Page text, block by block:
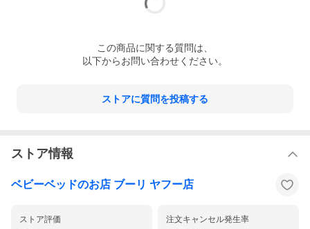
この商品に関する質問は、
以下からお問い合わせください。
ストアに質問を投稿する
ストア情報
ベビーベッドのお店 ブーリ ヤフー店
ストア評価 注文キャンセル発生率